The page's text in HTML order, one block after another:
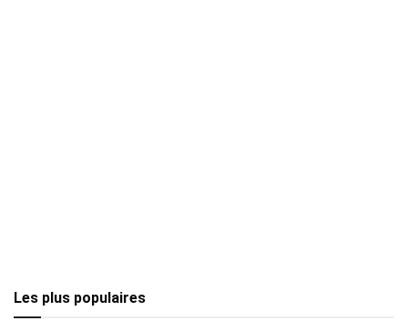
Les plus populaires